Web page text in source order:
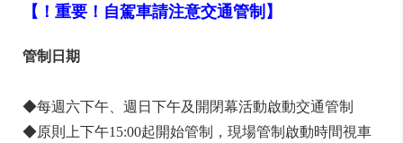
【！重要！自駕車請注意交通管制】
管制日期
◆每週六下午、週日下午及開閉幕活動啟動交通管制
◆原則上下午15:00起開始管制，現場管制啟動時間視車